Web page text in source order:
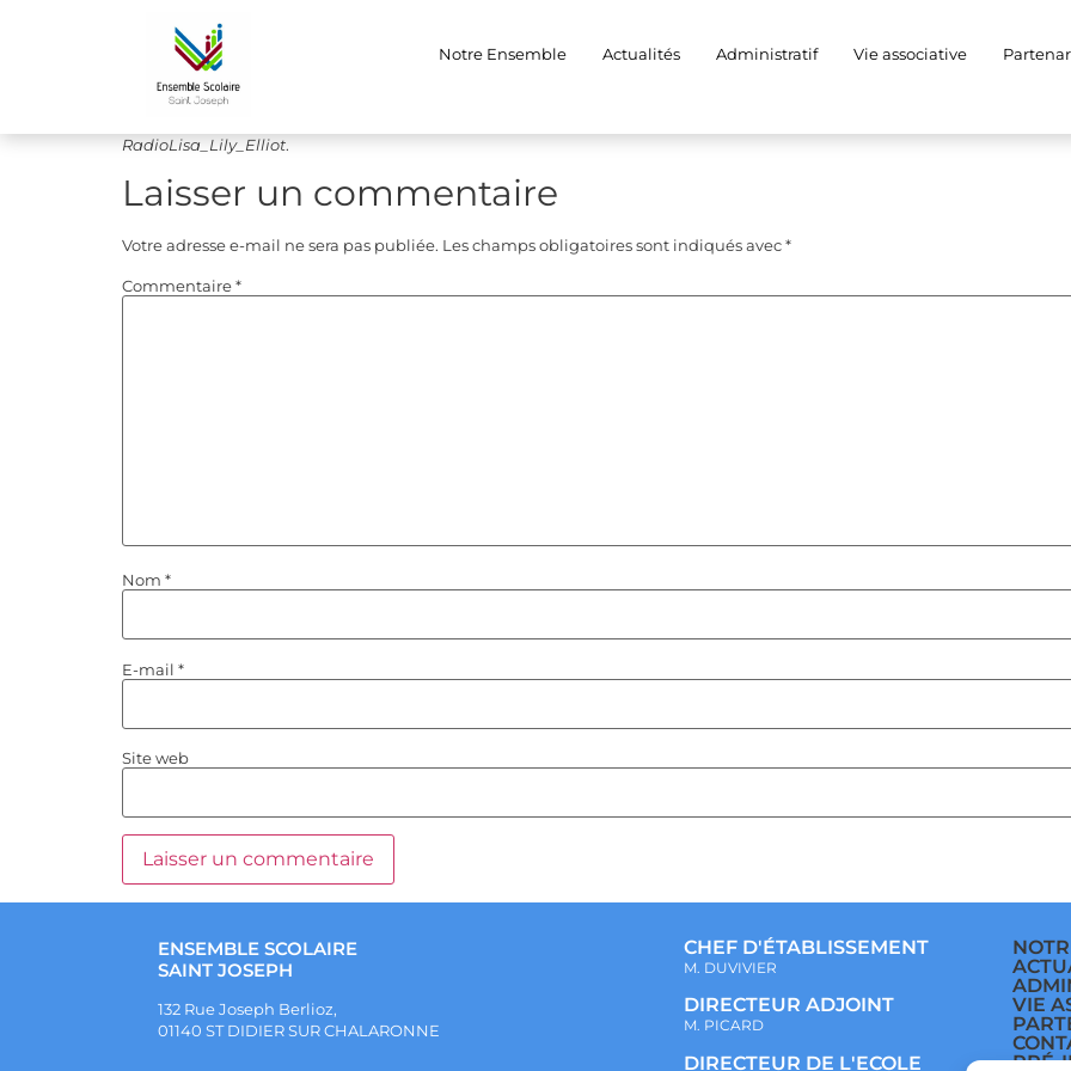
Notre Ensemble Actualités Administratif Vie associative
RadioLisa_Lily_Elliot
Lecteur
RadioLisa_Lily_Elliot.
Laisser un commentaire
Votre adresse e-mail ne sera pas publiée. Les champs obligatoires sont indiqués avec*
Commentaire*
Nom *
E-mail *
Site web
ENSEMBLE SCOLAIRE
SAINT JOSEPH
132 Rue Joseph Berlioz,
01140 ST DIDIER SUR CHALARONNE
CHEF D'ÉTABLISSEMENT
M. DUVIVIER
DIRECTEUR ADJOINT
M. PICARD
DIRECTEUR DE L'ECOLE
VIE
PRÉ-